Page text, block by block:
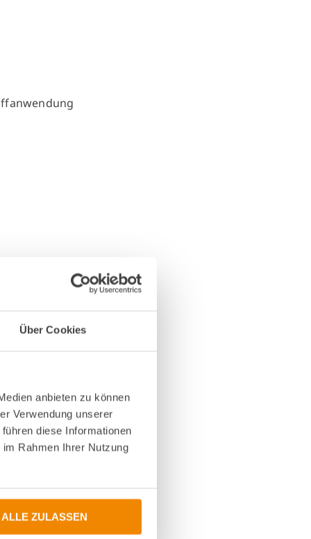
Über Cookies
anbieten zu können
Verwendung unserer
diese Informationen
Rahmen Ihrer Nutzung
ALLE ZULASSEN